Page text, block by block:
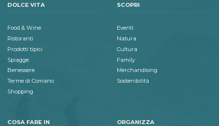
DOLCE VITA
Food & Wine
Ristoranti
Prodotti tipici
Spiagge
Benessere
Terme di Comano
Shopping
SCOPRI
Eventi
Natura
Cultura
Family
Merchandising
Sostenibilità
COSA FARE IN ORGANIZZA